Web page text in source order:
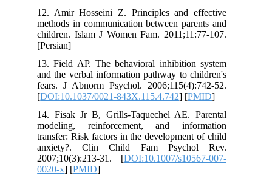
12. Amir Hosseini Z. Principles and
methods in communication between
children. Islam J Women Fam.
13. Field AP. The behavioral
and the verbal information pathway to
fears. J Abnorm Psychol.
[DOI:10.1037/0021-843X.115.4.742
14. Fisak Jr B, Grills-Taquechel AE.
modeling, reinforcement, and
transfer: Risk factors in the
anxiety?. Clin Child Fam
2007;10(3):213-31. [DOI:10.1007/